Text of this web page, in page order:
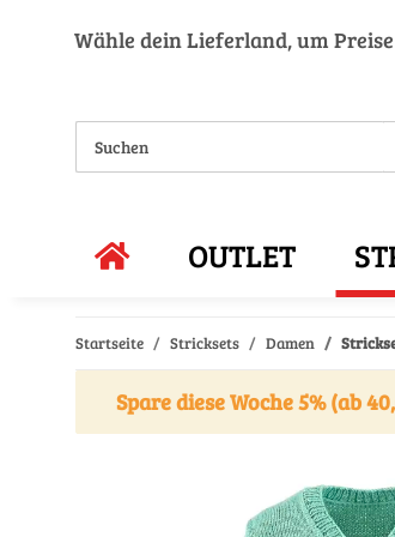
Wähle dein Lieferland, um
OUTLET
Startseite Stricksets Damen
Spare diese Woche 5% (ab